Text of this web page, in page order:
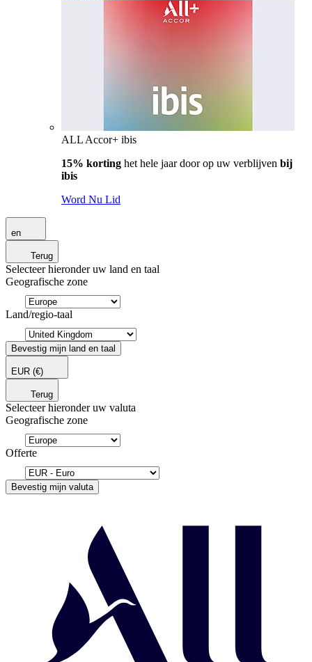
ALL Accor+ ibis
15% korting het hele jaar door op uw verblijven bij
ibis
Word Nu Lid
en
Terug
Selecteer hieronder uw land en taal
Geografische zone
Land/regio-taal
Bevestig mijn land en taal
EUR (€)
Terug
Selecteer hieronder uw valuta
Geografische zone
Offerte
Bevestig mijn valuta